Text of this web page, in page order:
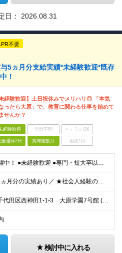
日： 2026.08.31
PR不要
5ヵ月分支給実績*未経験歓迎*既存
！
未経験歓迎】土日祝休みでメリハリ◎ 「本気
ったら大原」で、教育に関わる仕事を始めて
せんか？
経験歓迎 学歴不問 ベテランOK
全週休2日 賞与複数月 面接1回
★30代活躍中！ ●未経験歓迎 ●専門・短大卒以上 ●簡単なPCスキル（Excel、Wordでの入力ができる程度） 〜こんな方にピッタリです〜 ◎数字に追われず、お客様とじっくり向き合いたい方 ◎相
＼賞与年5ヵ月分の実績あり／ ★社会人経験の年数に応じて給与アップ！ ★実績に応じたベースアップも年1回実施しています ★営業経験者の方は、月給40万円も可能！ 【想定年収】400～800万円 ┗
◆東京都千代田区西神田1-1-3 大原学園7号館 (変更の範囲)上記を除く当社関連勤務地
検討中に入れる